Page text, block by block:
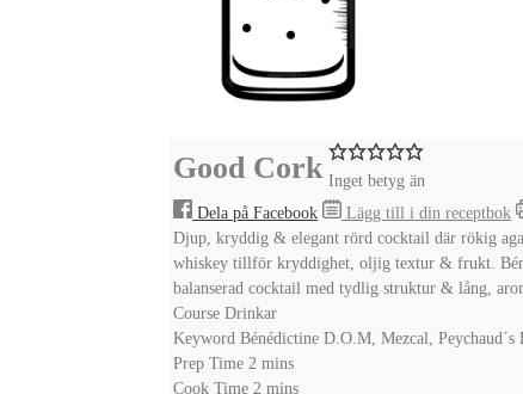
Good Cork Inget betyg än
Dela på Facebook
Lägg till i din receptbok
Djup, kryddig & elegant rörd cocktail där rökig
whiskey tillför kryddighet, oljig textur & frukt.
balanserad cocktail med tydlig struktur & lång,
Course Drinkar
Keyword Bénédictine D.O.M, Mezcal,
Prep Time 2 minutes
mins
Cook Time 2 minutes
mins